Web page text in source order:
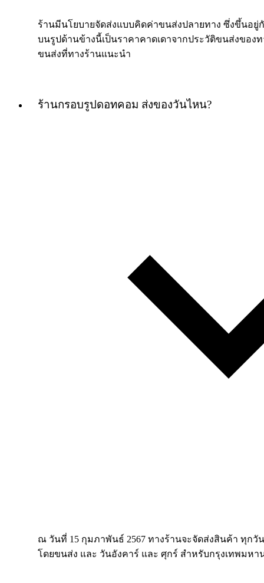
ร้านมีนโยบายจัดส่งแบบคิดค่าขนส่งปลายทาง ซึ่งขึ้นอ
บนรูปด้านข้างนี้เป็นราคาคาดเดาจากประวัติขนส่งของ
ขนส่งที่ทางร้านแนะนำ
ร้านกรอบรูปดอทคอม ส่งของวันไหน?
ณ วันที่ 15 กุมภาพันธ์ 2567 ทางร้านจะจัดส่งสินค้า ทุกวั
โดยขนส่ง และ วันอังคาร์ และ ศุกร์ สำหรับกรุงเทพมห